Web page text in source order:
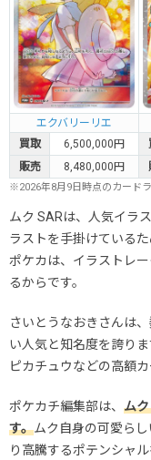
エクバリーリエ
買取
6,500,000円
販売
8,480,000円
※2026年8月9日時点のカード
ムク SARは、人気イラ
ラストを手掛けている
ポケカは、イラストレ
るからです。
さいとうなおきさんは
い人気と知名度を誇り
ピカチュウなどの高額
ポケカチ編集部は、 ム
す。ムク自身の可愛ら
り高騰するポテンシャ